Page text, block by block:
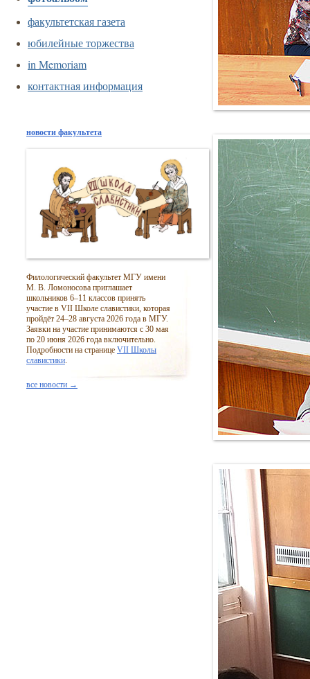
факультетская газета
юбилейные торжества
in Memoriam
контактная информация
новости факультета
Филологический факультет МГУ имени
М. В. Ломоносова приглашает
школьников 6–11 классов принять
участие в VII Школе славистики, которая
пройдёт 24–28 августа 2026 года в МГУ.
Заявки на участие принимаются с 30 мая
по 20 июня 2026 года включительно.
Подробности на странице VII Школы
славистики.
все новости →